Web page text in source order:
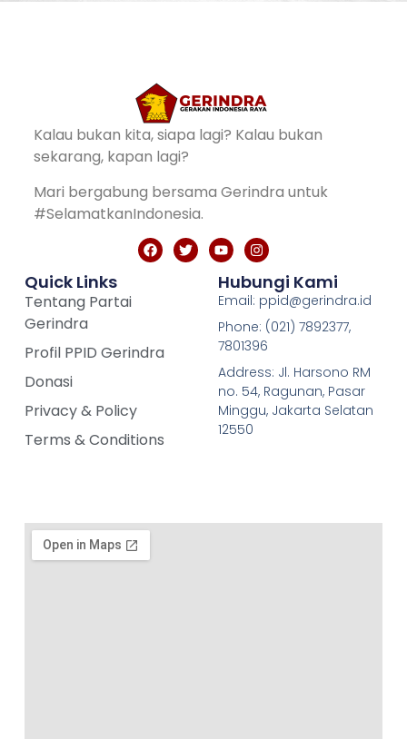
Kalau bukan kita, siapa lagi? Kalau bukan
sekarang, kapan lagi?
Mari bergabung bersama Gerindra untuk
#SelamatkanIndonesia.
Quick Links
Tentang Partai
Gerindra
Profil PPID Gerindra
Donasi
Privacy & Policy
Terms & Conditions
Hubungi Kami
Email: ppid@gerindra.id
Phone: (021) 7892377,
7801396
Address: Jl. Harsono RM
no. 54, Ragunan, Pasar
Minggu, Jakarta Selatan
12550